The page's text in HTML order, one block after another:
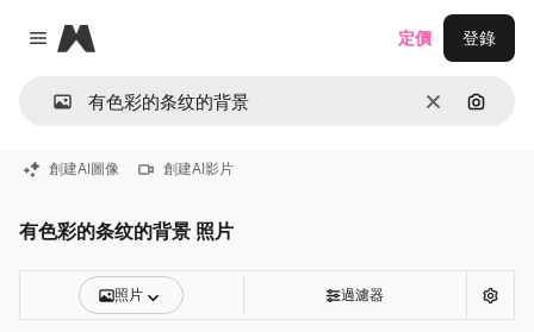
Close menu
Magnific
清除 通過圖
定價 登錄
創建AI圖像 創建AI影片
有色彩的条纹的背景 照片
照片 過濾器